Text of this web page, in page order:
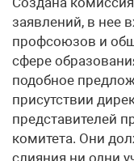
заявлений, в нее
профсоюзов и
сфере
подобное
присутствии
представителей
комитета. Они
слияния ни одни